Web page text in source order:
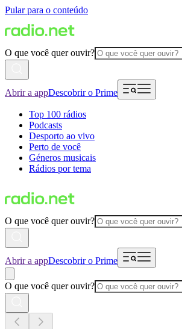
Pular para o conteúdo
O que você quer ouvir?
Abrir a appDescobrir o Prime
Top 100 rádios
Podcasts
Desporto ao vivo
Perto de você
Géneros musicais
Rádios por tema
O que você quer ouvir?
Abrir a appDescobrir o Prime
O que você quer ouvir?